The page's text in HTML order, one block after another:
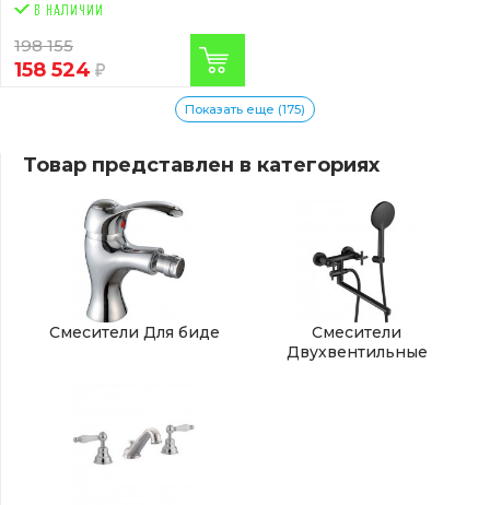
198 155
158 524
Показать еще (175)
Товар представлен в категориях
Смесители Для биде
Смесители
Двухвентильные